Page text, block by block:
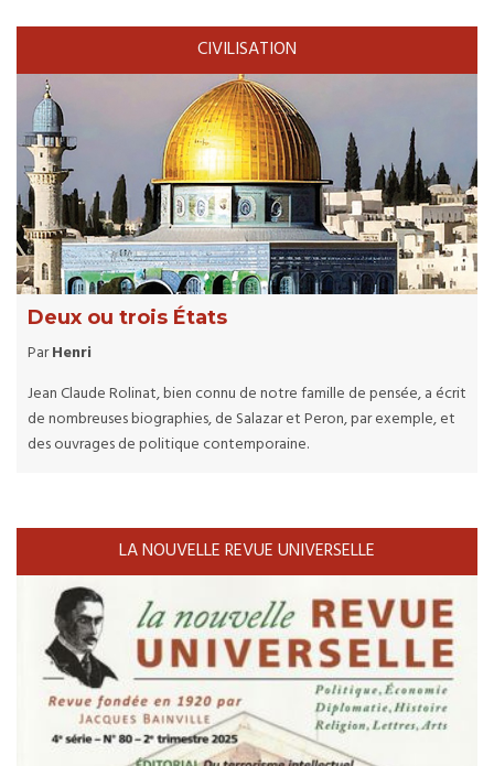
CIVILISATION
Deux ou trois États
ParHenri
Jean Claude Rolinat, bien connu de notre famille de pensée, a écrit
de nombreuses biographies, de Salazar et Peron, par exemple, et
des ouvrages de politique contemporaine.
LA NOUVELLE REVUE UNIVERSELLE